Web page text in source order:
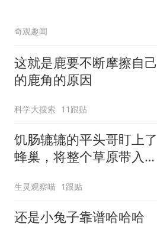
奇观趣闻
这就是鹿要不断摩擦自己
的鹿角的原因
科学大搜索 11跟贴
饥肠辘辘的平头哥盯上了
蜂巢，将整个草原带入了
生灵观察喵 1跟贴
还是小兔子靠谱哈哈哈